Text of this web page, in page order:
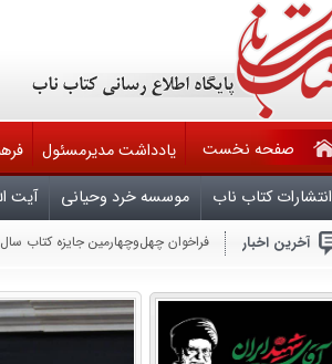
صفحه نخست یادداشت مدیرمسئول
انتشارات کتاب ناب
موسسه خرد وحیانی آیت
آخرین اخبار فراخوان چهل‌وچهارمین جایزه کتاب
ملّت عظیم‌الشّأن و شگفتی‌ساز ایران
هرکس بخواهد با آمریکا برای صلح
جنایتکاران باید بدانند که امر
سال روز شهادت چهارمین اختر
بیماران سیاسی در قران